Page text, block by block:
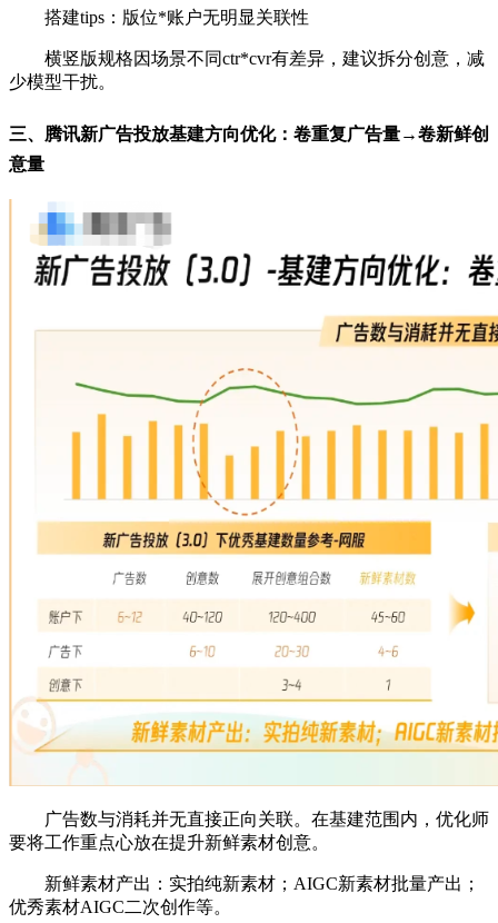
搭建tips：版位*账户无明显关联性
横竖版规格因场景不同ctr*cvr有差异，建议拆分创意，减
少模型干扰。
三、腾讯新广告投放基建方向优化：卷重复广告量→卷新鲜创
意量
广告数与消耗并无直接正向关联。在基建范围内，优化师
要将工作重点心放在提升新鲜素材创意。
新鲜素材产出：实拍纯新素材；AIGC新素材批量产出；
优秀素材AIGC二次创作等。